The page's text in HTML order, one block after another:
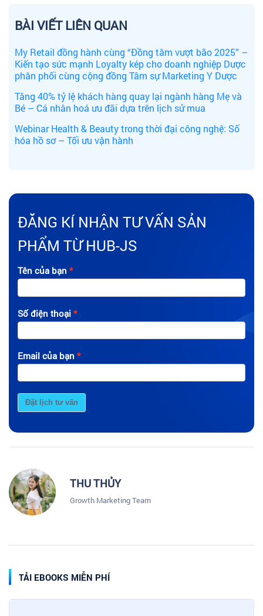
BÀI VIẾT LIÊN QUAN
My Retail đồng hành cùng “Đồng tâm vượt bão 2025” –
Kiến tạo sức mạnh Loyalty kép cho doanh nghiệp Dược
phân phối cùng cộng đồng Tâm sự Marketing Y Dược
Tăng 40% tỷ lệ khách hàng quay lại ngành hàng Mẹ và
Bé – Cá nhân hoá ưu đãi dựa trên lịch sử mua
Webinar Health & Beauty trong thời đại công nghệ: Số
hóa hồ sơ – Tối ưu vận hành
ĐĂNG KÍ NHẬN TƯ VẤN SẢN
PHẨM TỪ HUB-JS
Tên của bạn
Số điện thoại
Email của bạn
Đặt lịch tư vấn
THU THỦY
Growth Marketing Team
TẢI EBOOKS MIỄN PHÍ